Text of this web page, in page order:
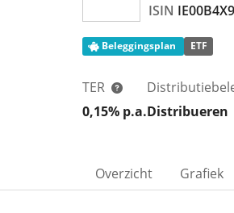
ISIN
Beleggingsplan ETF
TER
0,15% p.a.Distribueren
Overzicht Grafiek